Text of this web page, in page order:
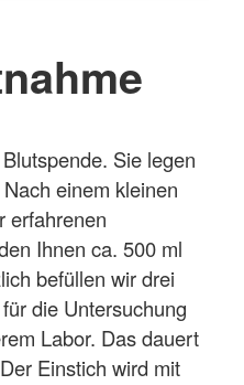
Sie legen
einem kleinen
erfahrenen
Ihnen ca. 500 ml
befüllen wir drei
die Untersuchung
Labor. Das dauert
Einstich wird mit